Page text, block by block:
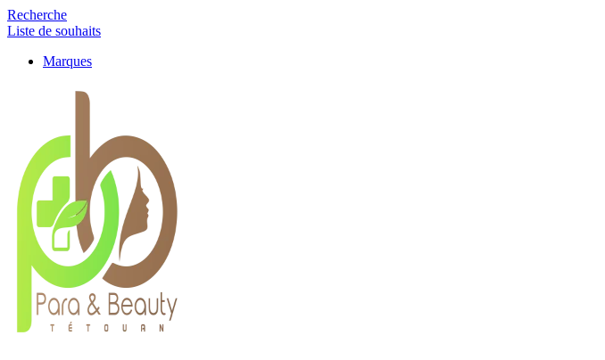
Recherche
Liste de souhaits
Marques